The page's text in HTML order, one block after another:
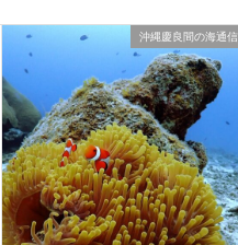
沖縄慶良間の海通信